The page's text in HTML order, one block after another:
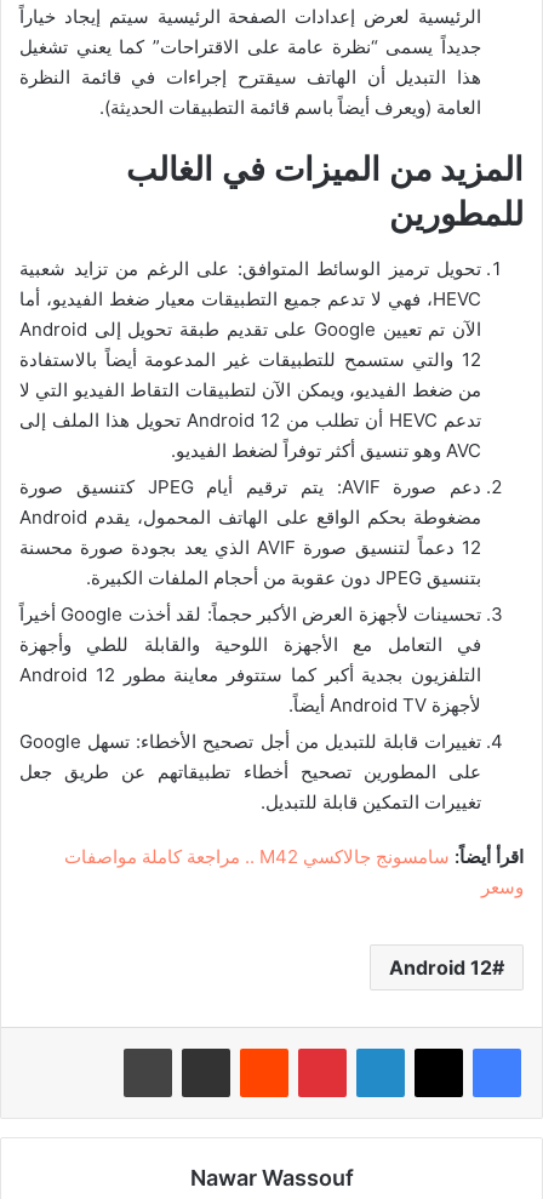
الرئيسية لعرض إعدادات الصفحة الرئيسية سيتم إيجاد خياراً
جديداً يسمى “نظرة عامة على الاقتراحات” كما يعني تشغيل
هذا التبديل أن الهاتف سيقترح إجراءات في قائمة النظرة
العامة (ويعرف أيضاً باسم قائمة التطبيقات الحديثة).
المزيد من الميزات في الغالب
للمطورين
تحويل ترميز الوسائط المتوافق: على الرغم من تزايد شعبية
HEVC، فهي لا تدعم جميع التطبيقات معيار ضغط الفيديو، أما
الآن تم تعيين Google على تقديم طبقة تحويل إلى Android
12 والتي ستسمح للتطبيقات غير المدعومة أيضاً بالاستفادة
من ضغط الفيديو، ويمكن الآن لتطبيقات التقاط الفيديو التي لا
تدعم HEVC أن تطلب من Android 12 تحويل هذا الملف إلى
AVC وهو تنسيق أكثر توفراً لضغط الفيديو.
دعم صورة AVIF: يتم ترقيم أيام JPEG كتنسيق صورة
مضغوطة بحكم الواقع على الهاتف المحمول، يقدم Android
12 دعماً لتنسيق صورة AVIF الذي يعد بجودة صورة محسنة
بتنسيق JPEG دون عقوبة من أحجام الملفات الكبيرة.
تحسينات لأجهزة العرض الأكبر حجماً: لقد أخذت Google أخيراً
في التعامل مع الأجهزة اللوحية والقابلة للطي وأجهزة
التلفزيون بجدية أكبر كما ستتوفر معاينة مطور Android 12
لأجهزة Android TV أيضاً.
تغييرات قابلة للتبديل من أجل تصحيح الأخطاء: تسهل Google
على المطورين تصحيح أخطاء تطبيقاتهم عن طريق جعل
تغييرات التمكين قابلة للتبديل.
اقرأ أيضاً:
سامسونج جالاكسي M42 .. مراجعة كاملة مواصفات
وسعر
Android 12
لينكدإن بينتيريست
Nawar Wassouf